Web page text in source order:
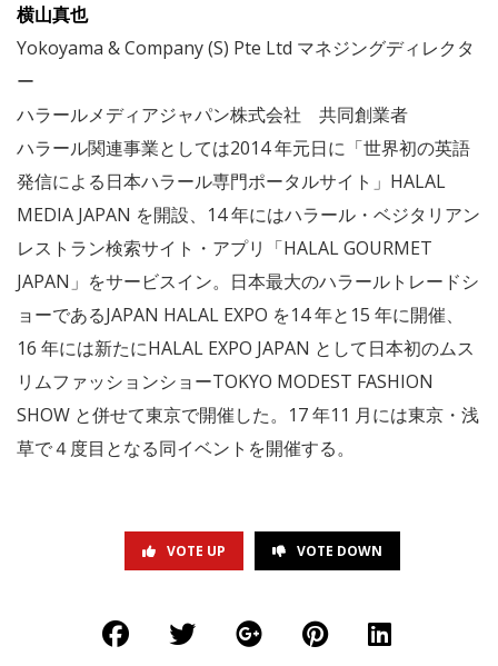
横山真也
Yokoyama & Company (S) Pte Ltd マネジングディレクタ
ー
ハラールメディアジャパン株式会社 共同創業者
ハラール関連事業としては2014 年元日に「世界初の英語
発信による日本ハラール専門ポータルサイト」HALAL
MEDIA JAPAN を開設、14 年にはハラール・ベジタリアン
レストラン検索サイト・アプリ「HALAL GOURMET
JAPAN」をサービスイン。日本最大のハラールトレードシ
ョーであるJAPAN HALAL EXPO を14 年と15 年に開催、
16 年には新たにHALAL EXPO JAPAN として日本初のムス
リムファッションショーTOKYO MODEST FASHION
SHOW と併せて東京で開催した。17 年11 月には東京・浅
草で４度目となる同イベントを開催する。
VOTE UP VOTE DOWN